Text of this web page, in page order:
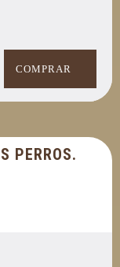
COMPRAR
PERROS.